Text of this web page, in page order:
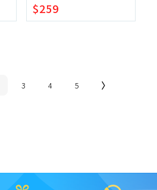
$259
3 4 5